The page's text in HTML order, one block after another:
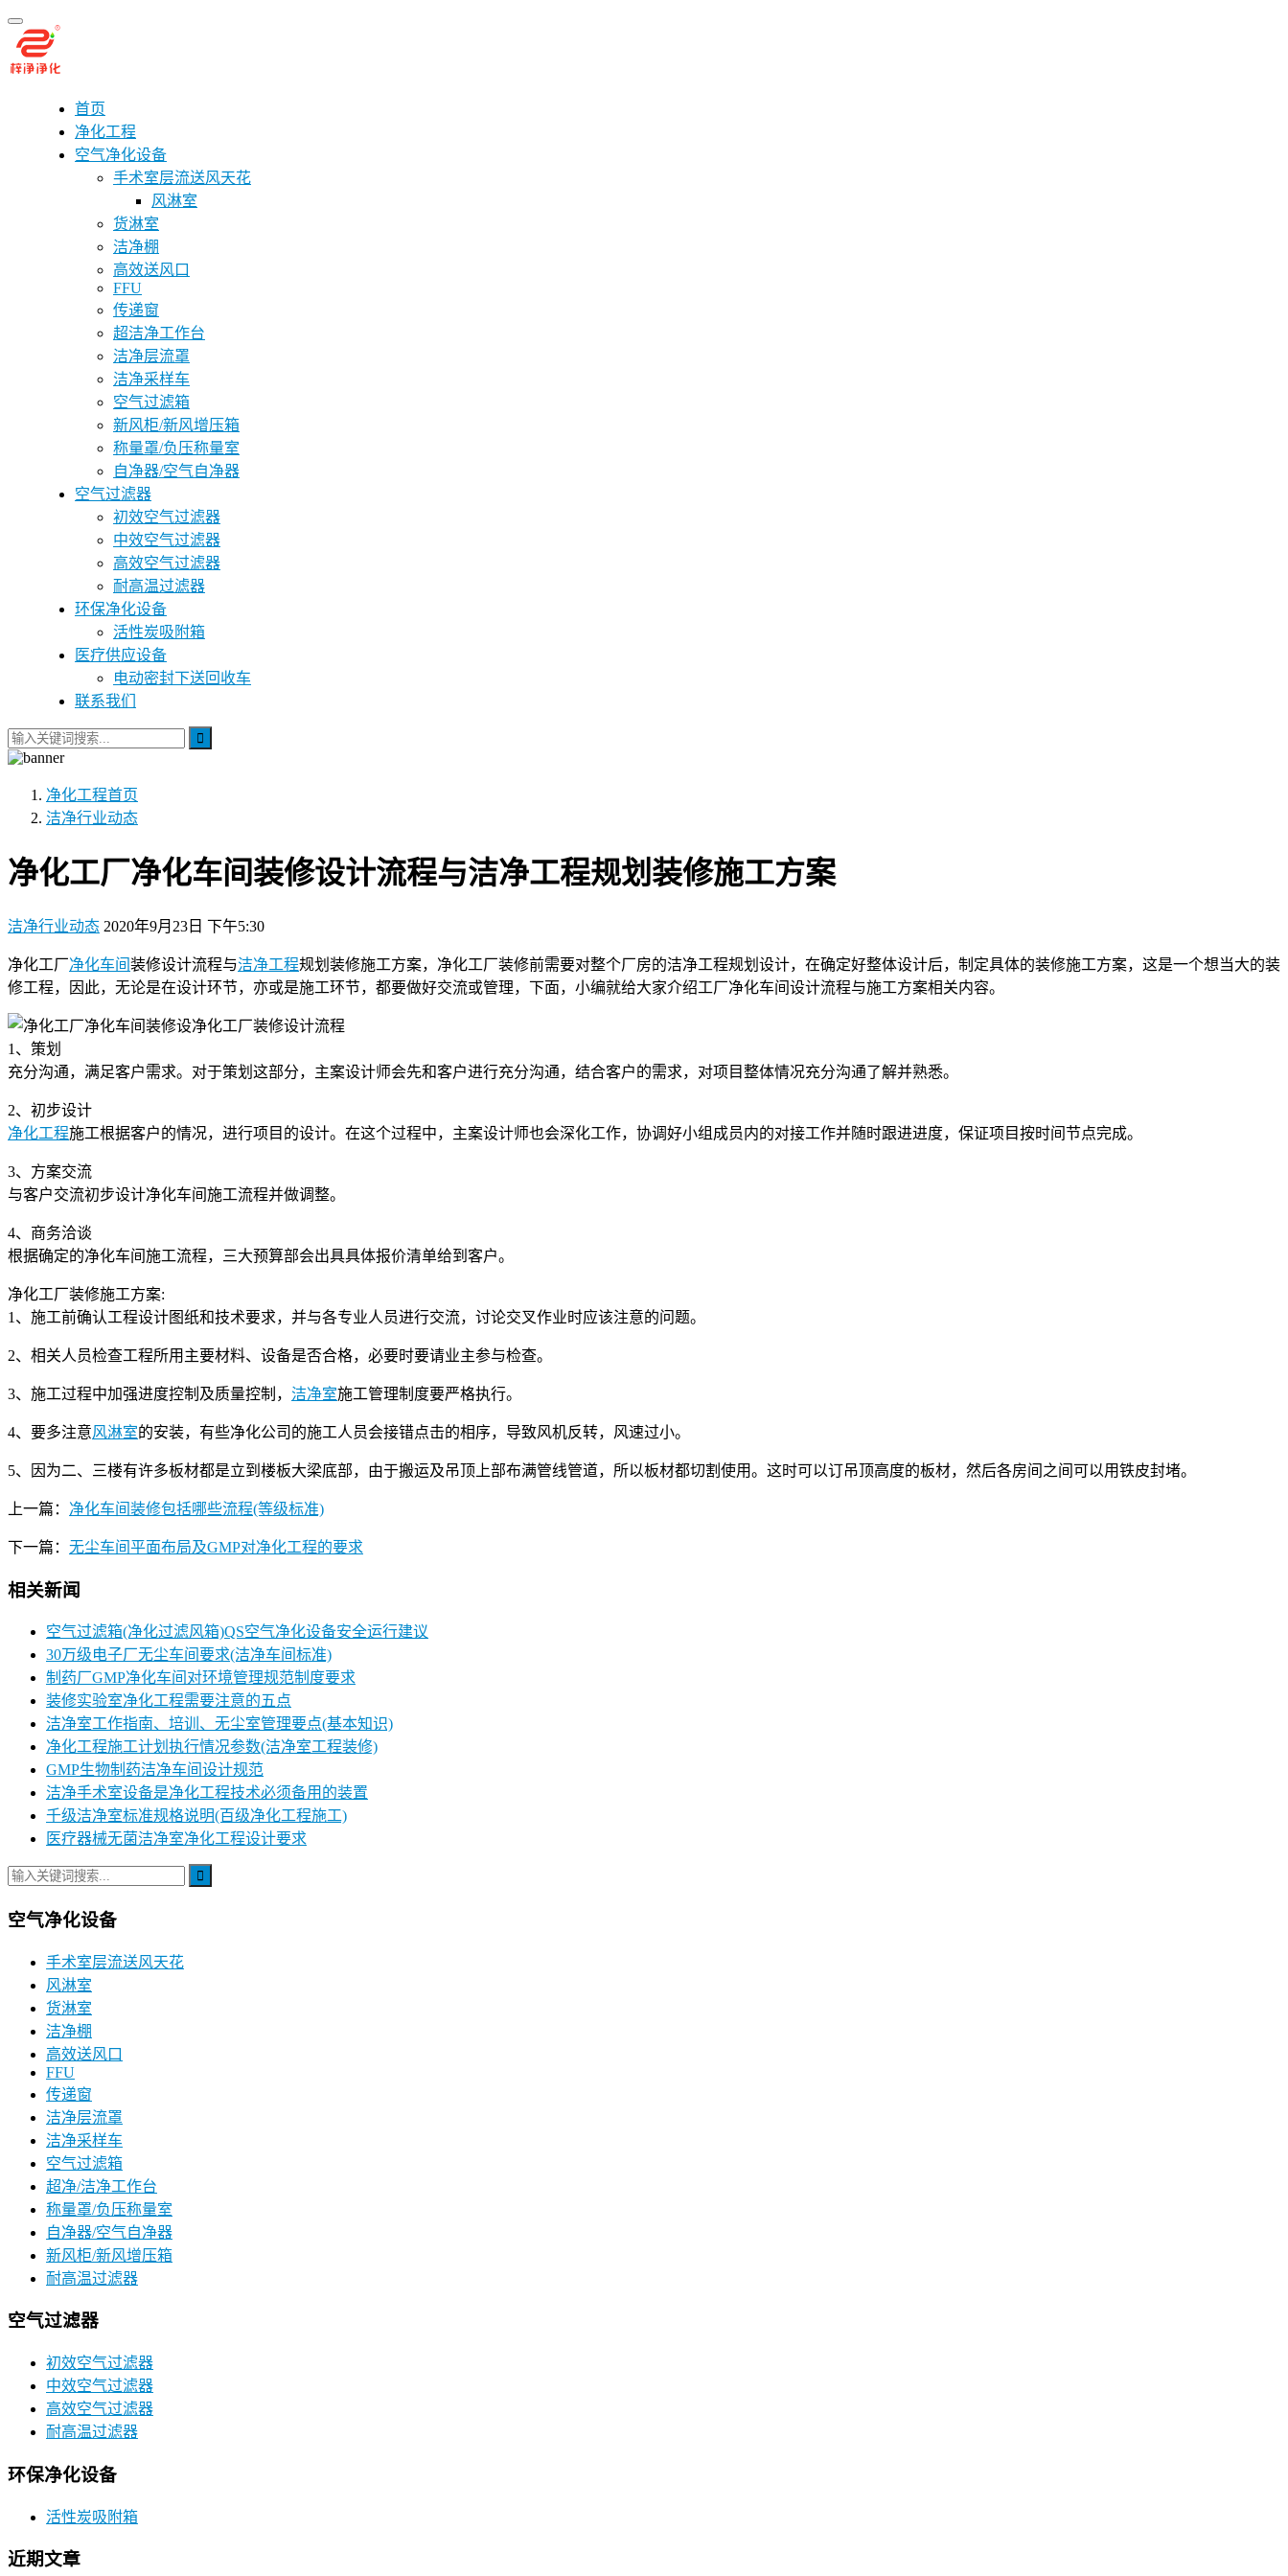
首页
净化工程
空气净化设备
手术室层流送风天花
风淋室
货淋室
洁净棚
高效送风口
FFU
传递窗
超洁净工作台
洁净层流罩
洁净采样车
空气过滤箱
新风柜/新风增压箱
称量罩/负压称量室
自净器/空气自净器
空气过滤器
初效空气过滤器
中效空气过滤器
高效空气过滤器
耐高温过滤器
环保净化设备
活性炭吸附箱
医疗供应设备
电动密封下送回收车
联系我们
净化工程首页
洁净行业动态
净化工厂净化车间装修设计流程与洁净工程规划装修施工方案
洁净行业动态 2020年9月23日 下午5:30
净化工厂净化车间装修设计流程与洁净工程规划装修施工方案，净化工厂装修前需要对整个厂房的洁净工程规划设计，在确定好整体设计后，制定具体的装修施工方案，这是一个想当大的装
修工程，因此，无论是在设计环节，亦或是施工环节，都要做好交流或管理，下面，小编就给大家介绍工厂净化车间设计流程与施工方案相关内容。
净化工厂装修设计流程
1、策划
充分沟通，满足客户需求。对于策划这部分，主案设计师会先和客户进行充分沟通，结合客户的需求，对项目整体情况充分沟通了解并熟悉。
2、初步设计
净化工程施工根据客户的情况，进行项目的设计。在这个过程中，主案设计师也会深化工作，协调好小组成员内的对接工作并随时跟进进度，保证项目按时间节点完成。
3、方案交流
与客户交流初步设计净化车间施工流程并做调整。
4、商务洽谈
根据确定的净化车间施工流程，三大预算部会出具具体报价清单给到客户。
净化工厂装修施工方案:
1、施工前确认工程设计图纸和技术要求，并与各专业人员进行交流，讨论交叉作业时应该注意的问题。
2、相关人员检查工程所用主要材料、设备是否合格，必要时要请业主参与检查。
3、施工过程中加强进度控制及质量控制， 洁净室施工管理制度要严格执行。
4、要多注意风淋室的安装，有些净化公司的施工人员会接错点击的相序，导致风机反转，风速过小。
5、因为二、三楼有许多板材都是立到楼板大梁底部，由于搬运及吊顶上部布满管线管道，所以板材都切割使用。这时可以订吊顶高度的板材，然后各房间之间可以用铁皮封堵。
上一篇： 净化车间装修包括哪些流程(等级标准)
下一篇： 无尘车间平面布局及GMP对净化工程的要求
相关新闻
空气过滤箱(净化过滤风箱)QS空气净化设备安全运行建议
30万级电子厂无尘车间要求(洁净车间标准)
制药厂GMP净化车间对环境管理规范制度要求
装修实验室净化工程需要注意的五点
洁净室工作指南、培训、无尘室管理要点(基本知识)
净化工程施工计划执行情况参数(洁净室工程装修)
GMP生物制药洁净车间设计规范
洁净手术室设备是净化工程技术必须备用的装置
千级洁净室标准规格说明(百级净化工程施工)
医疗器械无菌洁净室净化工程设计要求
空气净化设备
手术室层流送风天花
风淋室
货淋室
洁净棚
高效送风口
FFU
传递窗
洁净层流罩
洁净采样车
空气过滤箱
超净/洁净工作台
称量罩/负压称量室
自净器/空气自净器
新风柜/新风增压箱
耐高温过滤器
空气过滤器
初效空气过滤器
中效空气过滤器
高效空气过滤器
耐高温过滤器
环保净化设备
活性炭吸附箱
近期文章